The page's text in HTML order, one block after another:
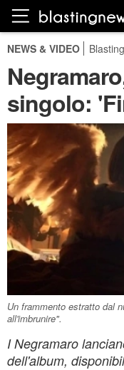
NEWS & VIDEO
singolo:
Un frammento estratto dal
all'imbrunire".
I Negramaro
dell'album,